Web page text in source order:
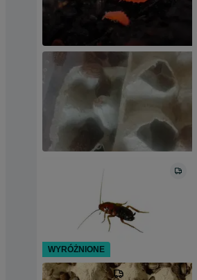
WYRÓŻNIONE